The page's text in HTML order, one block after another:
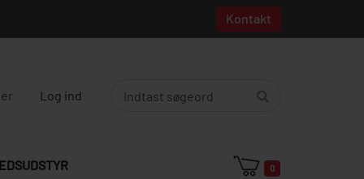
Kontakt
Log ind
0